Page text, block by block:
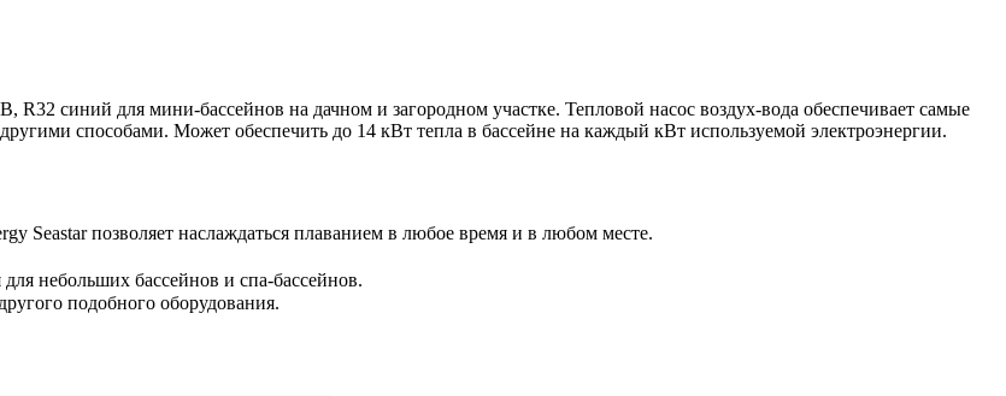
R32 синий для мини-бассейнов на дачном и загородном участке. Тепловой насос воздух-вода обеспечивает самые
способами. Может обеспечить до 14 кВт тепла в бассейне на каждый кВт используемой электроэнергии.
Seastar позволяет наслаждаться плаванием в любое время и в любом месте.
небольших бассейнов и спа-бассейнов.
подобного оборудования.